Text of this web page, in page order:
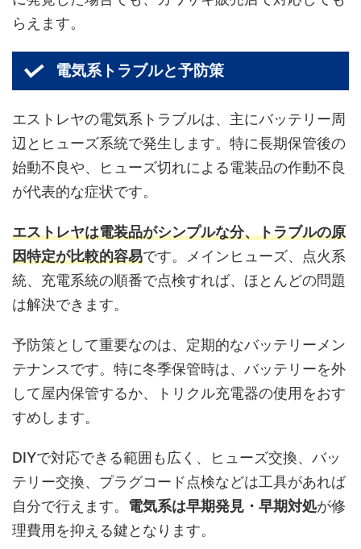
らえます。
電気系トラブルと予防策
エストレヤの電気系トラブルは、主にバッテリー周
辺とヒューズ系統で発生します。特に長期保管後の
始動不良や、ヒューズ切れによる電装品の作動不良
が代表的な症状です。
エストレヤは電装品がシンプルな分、トラブルの原
因特定が比較的容易です。メインヒューズ、点火系
統、充電系統の順番で点検すれば、ほとんどの問題
は解決できます。
予防策として重要なのは、定期的なバッテリーメン
テナンスです。特に冬季保管時は、バッテリーを外
して屋内保管するか、トリクル充電器の使用をおす
すめします。
DIYで対応できる範囲も広く、ヒューズ交換、バッ
テリー交換、プラグコード点検などは工具があれば
自分で行えます。 電気系は早期発見・早期対処が修
理費用を抑える鍵となります。